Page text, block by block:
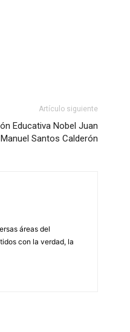
Artículo siguiente
Educativa Nobel Juan
Manuel Santos Calderón
áreas del
con la verdad, la